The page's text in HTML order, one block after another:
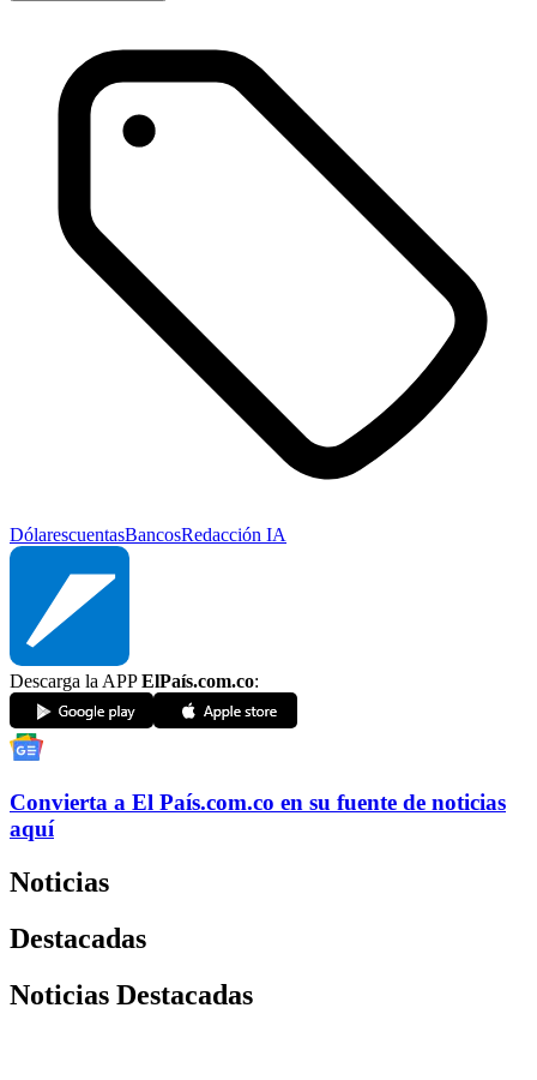
DólarescuentasBancosRedacción IA
Descarga la APPElPaís.com.co:
Convierta a El País.com.co en su fuente de noticias
aquí
Noticias
Destacadas
Noticias Destacadas